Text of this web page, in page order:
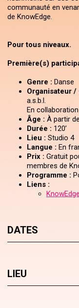
communauté en
de KnowEdge.
Pour tous niveaux.
Première(s)
Genre : Danse
Organisateur /
a.s.b.l.
En
Âge : À partir
Durée : 120’
Lieu : Studio 4
Langue : En
Prix : Gratuit
membres de
Programme :
Liens :
DATES
LIEU